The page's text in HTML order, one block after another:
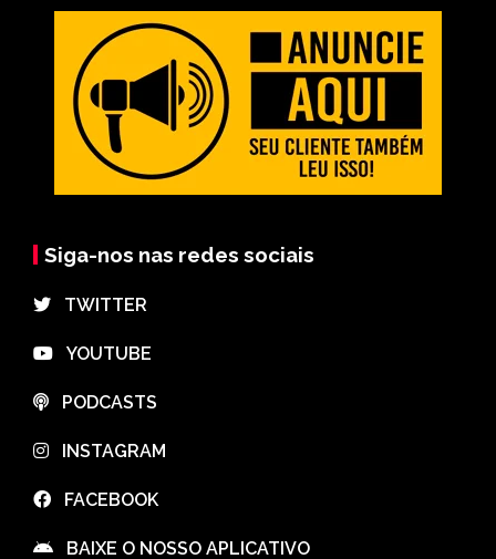
Siga-nos nas redes sociais
⠀TWITTER
⠀YOUTUBE
⠀PODCASTS
⠀INSTAGRAM
⠀FACEBOOK
⠀BAIXE O NOSSO APLICATIVO